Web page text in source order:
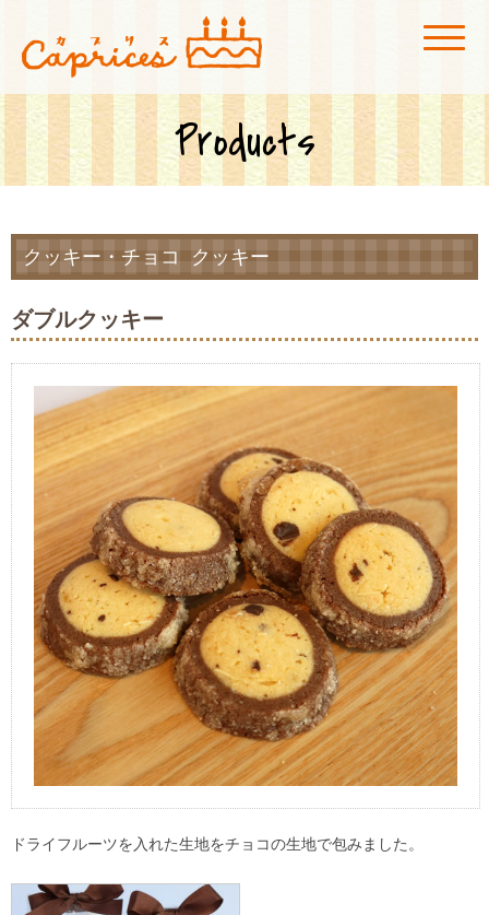
菓子工房カプリス
広島市安佐北区にある玖村駅付近のケーキ屋「菓子工房カプリス」です。店
内にカフェスペースも併設、真っ赤な看板が目印です！
Products
クッキー・チョコ クッキー
ダブルクッキー
ドライフルーツを入れた生地をチョコの生地で包みました。